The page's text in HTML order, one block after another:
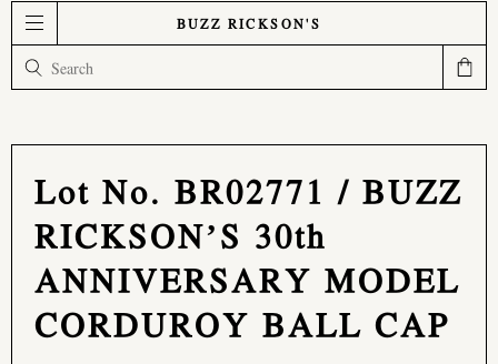
BUZZ RICKSON'S
Lot No. BR02771 / BUZZ
RICKSON’S 30th
ANNIVERSARY MODEL
CORDUROY BALL CAP